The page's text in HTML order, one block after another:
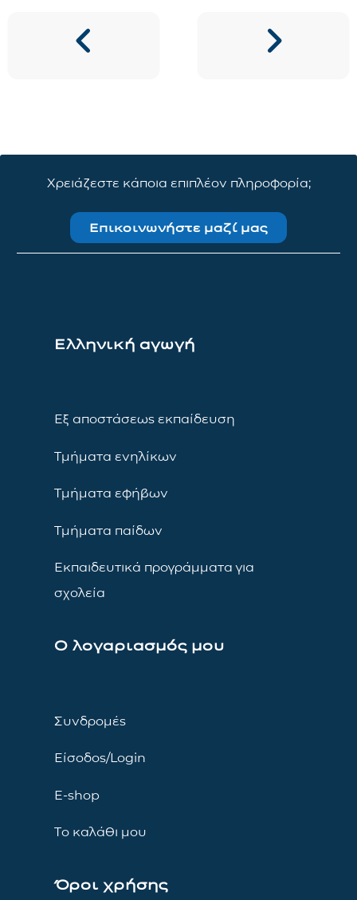
Χρειάζεστε κάποια επιπλέον πληροφορία;
Επικοινωνήστε μαζί μας
Ελληνική αγωγή
Εξ αποστάσεως εκπαίδευση
Τμήματα ενηλίκων
Τμήματα εφήβων
Τμήματα παίδων
Εκπαιδευτικά προγράμματα για
σχολεία
Ο λογαριασμός μου
Συνδρομές
Είσοδος/Login
E-shop
Το καλάθι μου
Όροι χρήσης